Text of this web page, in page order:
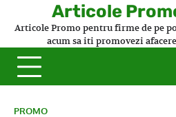
Articole
Articole Promo pentru firme de pe
acum sa iti promovezi
PROMO